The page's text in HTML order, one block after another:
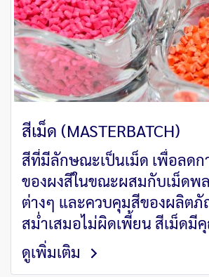
สีเม็ด (MASTERBATCH)
สีที่มีลักษณะเป็นเม็ด เพื่อลดก
ของผงสีในขณะผสมกับเม็ดพ
ต่างๆ และควบคุมสีของผลิตภัณฑ์ ให้มีความ
สม่ำเสมอไม่ผิดเพี้ยน สีเม็ดมีคุณสมบัติด้าน
ความสะดวกต่อการใช้งานและ
คุณสมบัติที่สม่ำเสมอของผลิต
ดูเพิ่มเติม